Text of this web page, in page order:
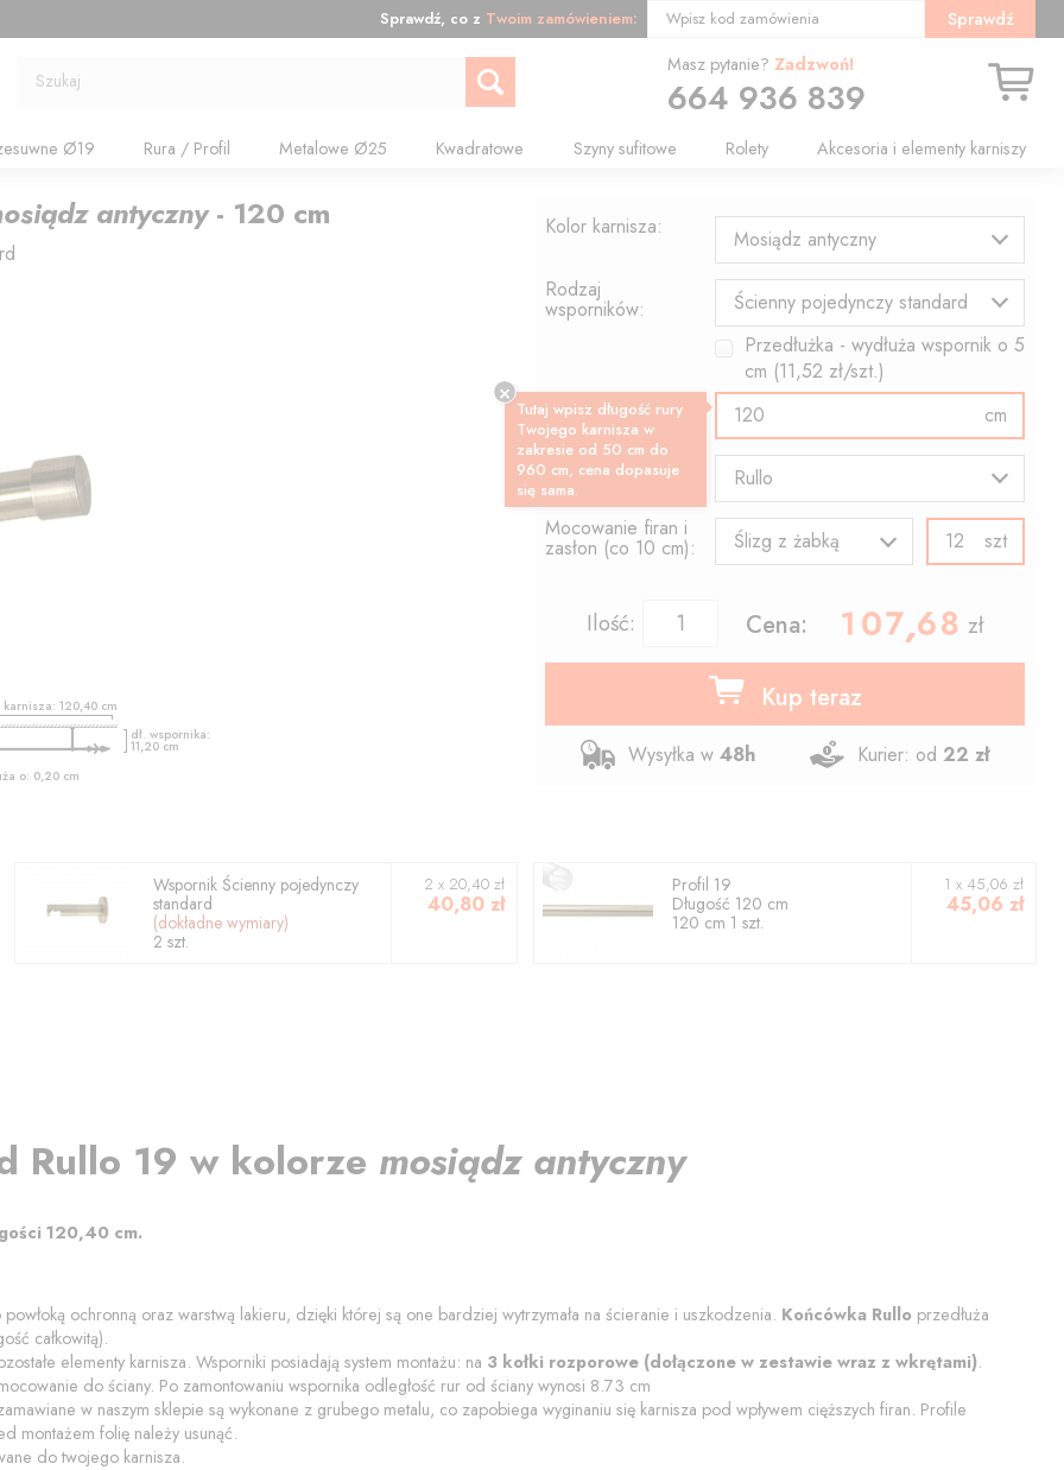
Sprawdź, co z Twoim zamówieniem: Wpisz kod zamówienia Sprawdź
Szukaj
Ø19 Rura / Profil Metalowe Ø25 Kwadratowe Szyny sufitowe Rolety Akcesoria i elementy karniszy
Masz pytanie?Zadzwoń!
664 936 839
antyczny- 120 cm
karnisza:120,40 cm
dł. wspornika:
11,20cm
o: 0,20 cm
Kolor karnisza:
Mosiądz antyczny
Rodzaj
wsporników:
Ścienny pojedynczy standard
Przedłużka - wydłuża wspornik o5
cm (11,52 zł/szt.)
Długość profilu:
cm
Wzór końcówki:
Rullo
Mocowanie firan i
zasłon (co 10 cm): Ślizg z żabką szt
Ilość: Cena: , zł
Kup teraz
Wysyłka w 48h Kurier: od 22 zł
Tutaj wpisz długość rury
Twojego karnisza w
zakresie od 50 cm do
960 cm, cena dopasuje
się sama.
Wspornik Ścienny pojedynczy
standard
(dokładne wymiary)
2 szt.
2 x 20,40zł
40,80zł
Profil 19
Długość 120 cm
120 cm 1 szt.
1 x 45,06 zł
45,06 zł
Rullo 19 w kolorze mosiądz antyczny
120,40 cm.
ochronną oraz warstwą lakieru, dzięki której są one bardziej wytrzymała na ścieranie i uszkodzenia. Końcówka Rullo przedłuża
całkowitą).
elementy karnisza. Wsporniki posiadają system montażu: na 3 kołki rozporowe (dołączone w zestawie wraz z wkrętami).
do ściany. Po zamontowaniu wspornika odległość rur od ściany wynosi 8.73 cm
w naszym sklepie są wykonane z grubego metalu, co zapobiega wyginaniu się karnisza pod wpływem cięższych firan. Profile
montażem folię należy usunąć.
do twojego karnisza.